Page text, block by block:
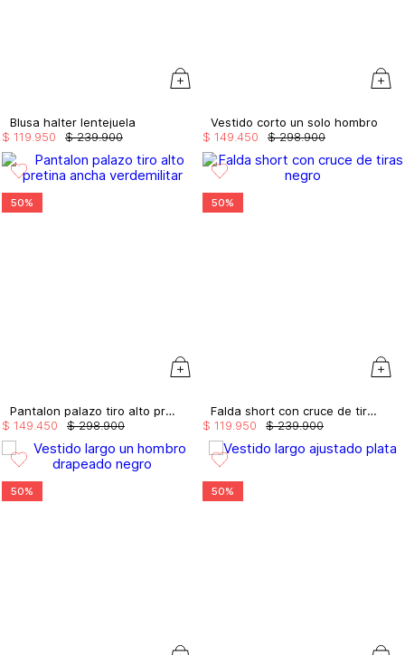
Blusa halter lentejuela
$ 239.900
$ 119.950
Vestido corto un solo hombro
$ 298.900
$ 149.450
50%
Pantalon palazo tiro alto pretina ancha
$ 298.900
$ 149 450
50%
Falda short con cruce de tiras
$ 239.900
$ 119 950
50% 50%